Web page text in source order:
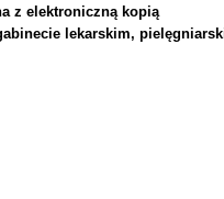
z elektroniczną kopią
lekarskim,